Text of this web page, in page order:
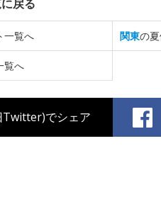
戻る
一覧へ 関東の
覧へ
Twitter)でシェア